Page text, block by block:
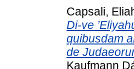
Capsali,
Di-ve
quibusdam
de
Kaufmann